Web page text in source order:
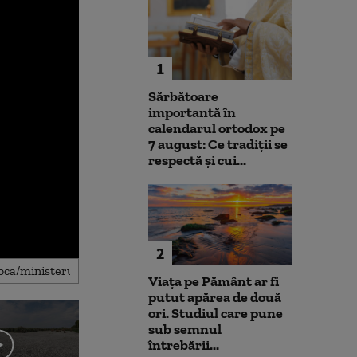
1
Sărbătoare
importantă în
calendarul ortodox pe
7 august: Ce tradiții se
respectă și cui...
2
Viața pe Pământ ar fi
putut apărea de două
ori. Studiul care pune
sub semnul
întrebării...